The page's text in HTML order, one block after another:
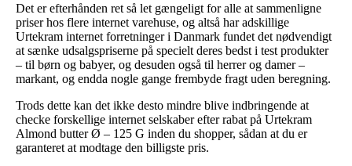
Det er efterhånden ret så let gængeligt for alle at sammenligne
priser hos flere internet varehuse, og altså har adskillige
Urtekram internet forretninger i Danmark fundet det nødvendigt
at sænke udsalgspriserne på specielt deres bedst i test produkter
– til børn og babyer, og desuden også til herrer og damer –
markant, og endda nogle gange frembyde fragt uden beregning.
Trods dette kan det ikke desto mindre blive indbringende at
checke forskellige internet selskaber efter rabat på Urtekram
Almond butter Ø – 125 G inden du shopper, sådan at du er
garanteret at modtage den billigste pris.